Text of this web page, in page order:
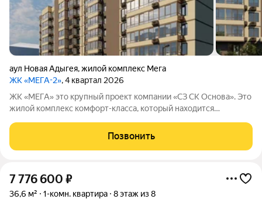
аул Новая Адыгея,жилой комплекс Мега
ЖК «МЕГА-2», 4 квартал 2026
ЖК «МЕГА» это крупный проект компании «СЗ СК Основа». Это
жилой комплекс комфорт-класса, который находится
Позвонить
7 776 600 ₽
36,6 м² 1-комн. квартира 8 этаж из 8